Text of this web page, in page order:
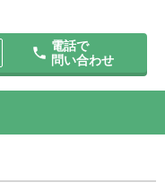
電話で
問い合わせ